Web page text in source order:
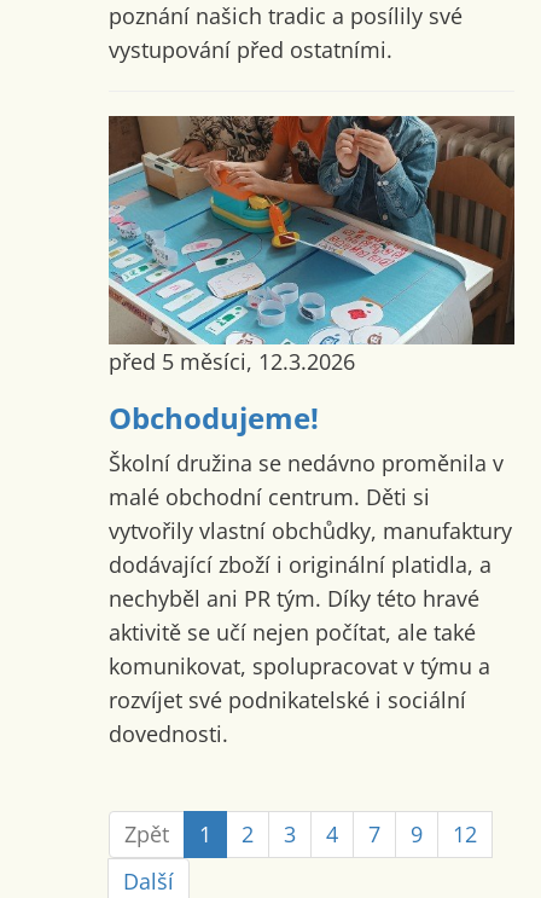
poznání našich tradic a posílily své
vystupování před ostatními.
před 5 měsíci, 12.3.2026
Obchodujeme!
Školní družina se nedávno proměnila v
malé obchodní centrum. Děti si
vytvořily vlastní obchůdky, manufaktury
dodávající zboží i originální platidla, a
nechyběl ani PR tým. Díky této hravé
aktivitě se učí nejen počítat, ale také
komunikovat, spolupracovat v týmu a
rozvíjet své podnikatelské i sociální
dovednosti.
Zpět 1 2 3 4 7 9
12
Další